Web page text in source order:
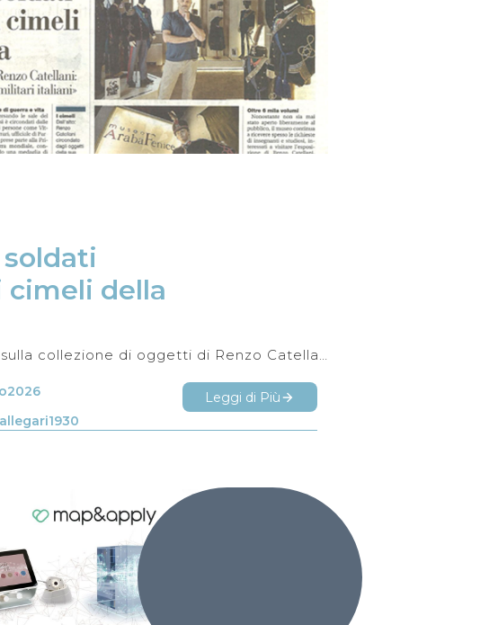
cimeli della
Un approndimento sulla collezione di oggetti di Renzo Catellani "Qui racconto le storie dei militari Italiani"
2026
Leggi di Più